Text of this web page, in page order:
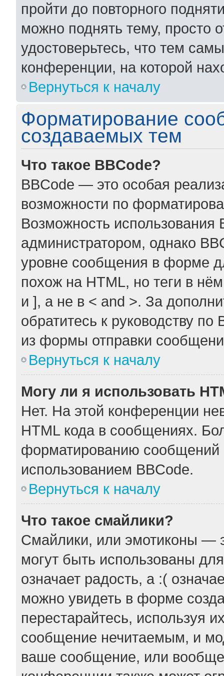
пройти до повторного
можно поднять тему, просто
удостоверьтесь, что тем
конференции, на которой
Вернуться к началу
Форматирование
создаваемых тем
Что такое BBCode?
BBCode — это особая
возможности по
Возможность использования
администратором, однако
уровне сообщения в форме
похож на HTML, но теги в
и ], а не в < and >. За
обратитесь к руководству
из формы отправки
Вернуться к началу
Могу ли я использовать
Нет. На этой конференции
HTML кода в сообщениях.
форматированию сообщений
использованием BBCode.
Вернуться к началу
Что такое смайлики?
Смайлики, или эмотиконы —
могут быть использованы
означает радость, а :(
можно увидеть в форме
перестарайтесь, используя
сообщение нечитаемым, и
ваше сообщение, или